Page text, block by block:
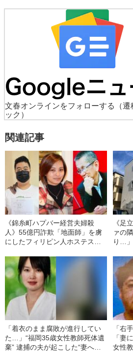
文春オンラインをフォローする
（
ック）
関連記事
《錦糸町ハプバー経営夫婦殺
人》55億円詐欺「地面師」を虜
にしたフィリピン人ホステス・
グ写真」と“ルフィ事件”との「数
奇なリンク」
《足
ァの
り…」
ケメ
「着衣のまま腐敗が進行してい
た…」“福岡35歳女性教師死体遺
棄” 逮捕の夫が起こした“妻への
「右
「妻
女性